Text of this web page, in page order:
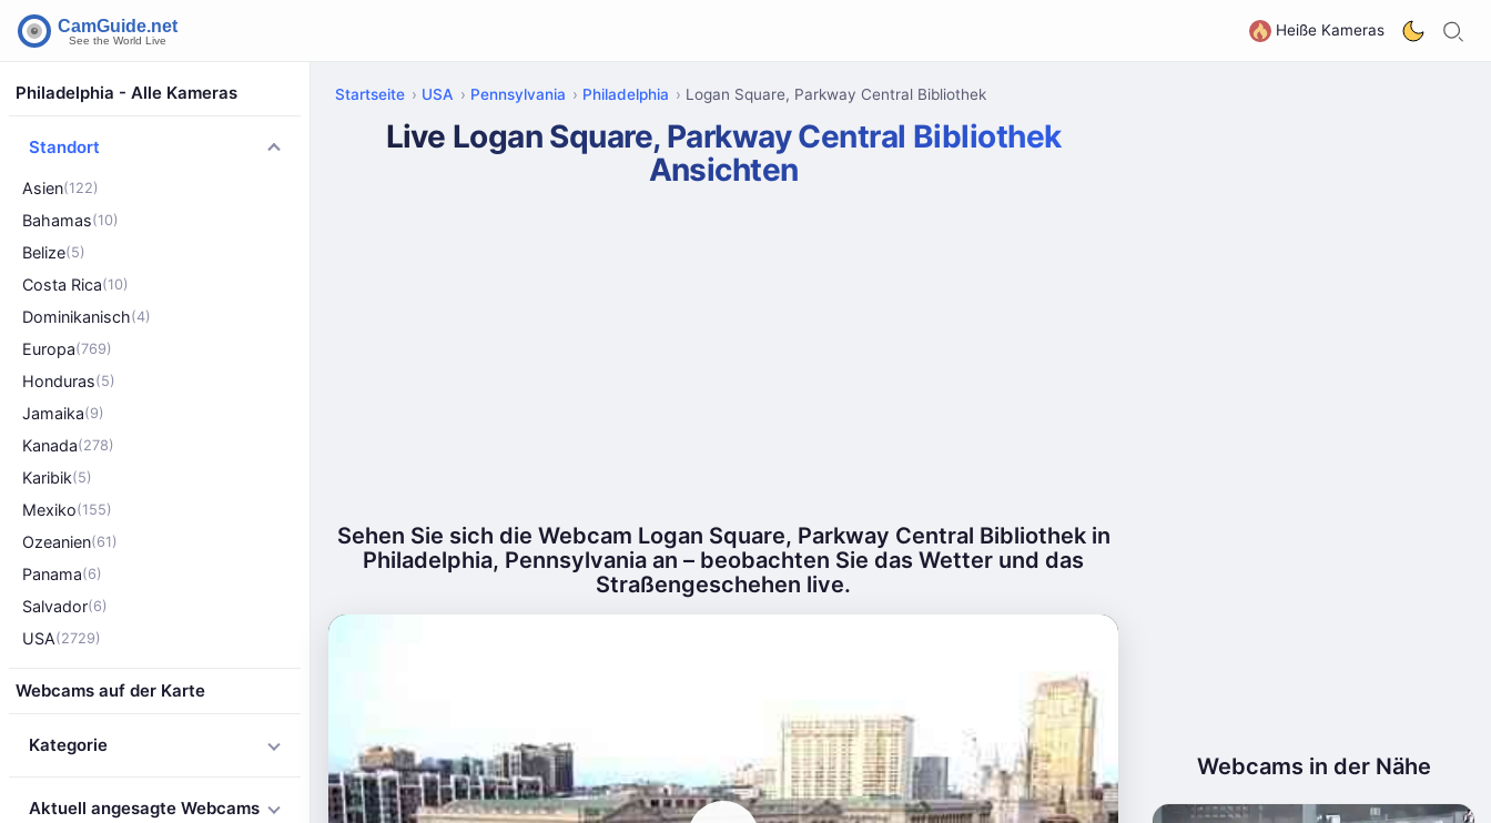
Heiße Kameras
Philadelphia - Alle Kameras
Standort
Asien(122)
Bahamas(10)
Belize(5)
Costa Rica(10)
Dominikanisch(4)
Europa(769)
Honduras(5)
Jamaika(9)
Kanada(278)
Karibik(5)
Mexiko(155)
Ozeanien(61)
Panama(6)
Salvador(6)
USA(2729)
Webcams auf der Karte
Kategorie
Aktuell angesagte Webcams
Startseite USA Pennsylvania Philadelphia Logan Square, Parkway Central Bibliothek
Live Logan Square, Parkway Central Bibliothek
Ansichten
Sehen Sie sich die Webcam Logan Square, Parkway Central Bibliothek in
Philadelphia, Pennsylvania an – beobachten Sie das Wetter und das
Straßengeschehen live.
Webcams in der Nähe